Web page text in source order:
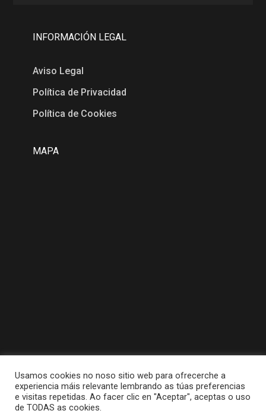
INFORMACIÓN LEGAL
Aviso Legal
Política de Privacidad
Política de Cookies
MAPA
Usamos cookies no noso sitio web para ofrecerche a
experiencia máis relevante lembrando as túas preferencias
e visitas repetidas. Ao facer clic en "Aceptar", aceptas o uso
de TODAS as cookies.